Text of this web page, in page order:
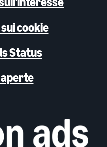
cookie
Status